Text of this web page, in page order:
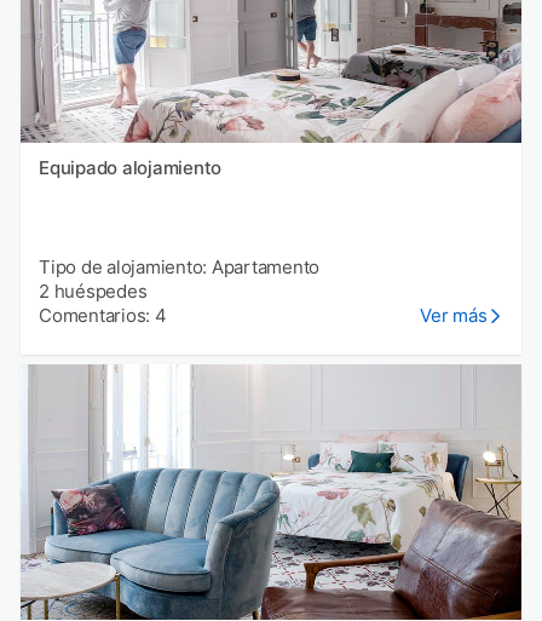
Equipado alojamiento
Tipo de alojamiento: Apartamento
2 huéspedes
Comentarios: 4
Ver más